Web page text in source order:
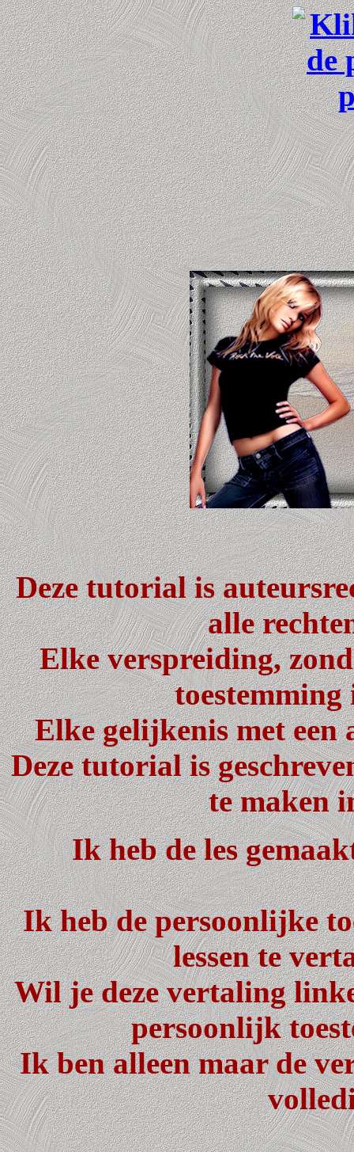
Deze tutorial is
alle
Elke verspreiding,
toestemming
Elke gelijkenis met
Deze tutorial is
te maken
Ik heb de les
Ik heb de persoonlijke
lessen te
Wil je deze vertaling
persoonlijk
Ik ben alleen maar de